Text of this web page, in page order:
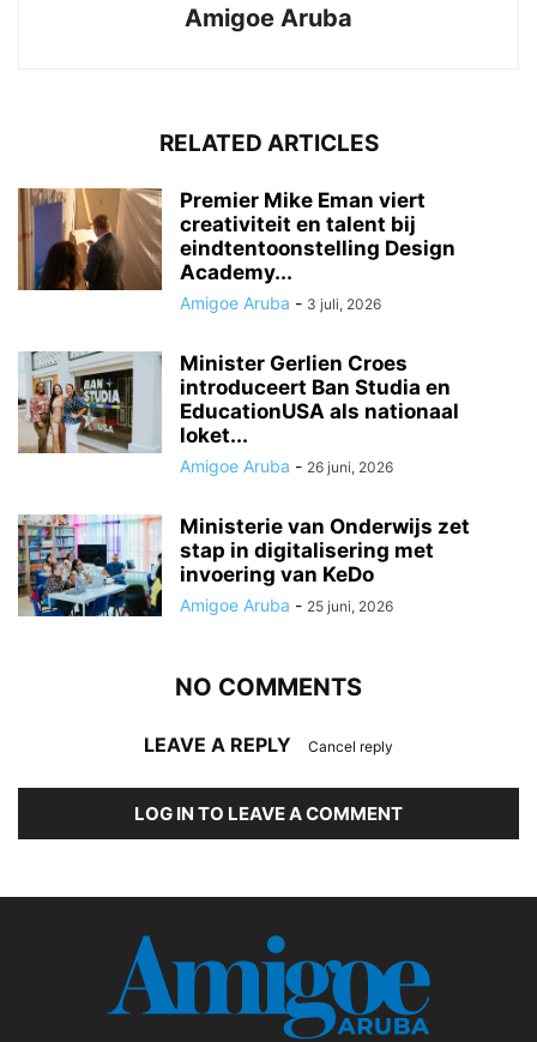
Amigoe Aruba
RELATED ARTICLES
Premier Mike Eman viert
creativiteit en talent bij
eindtentoonstelling Design
Academy...
Amigoe Aruba - 3 juli, 2026
Minister Gerlien Croes
introduceert Ban Studia en
EducationUSA als nationaal
loket...
Amigoe Aruba - 26 juni, 2026
Ministerie van Onderwijs zet
stap in digitalisering met
invoering van KeDo
Amigoe Aruba - 25 juni, 2026
NO COMMENTS
LEAVE A REPLY Cancel reply
LOG IN TO LEAVE A COMMENT